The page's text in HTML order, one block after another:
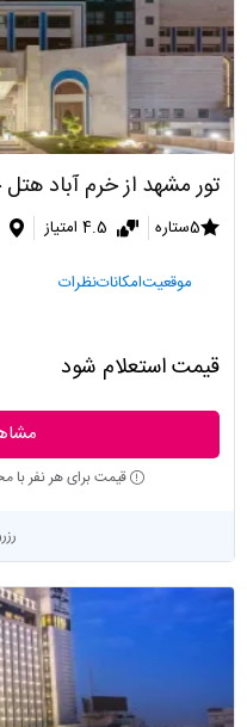
تور مشهد از خرم آباد
5ستاره 4.5 امتیاز
موقعیتامکاناتنظرات
قیمت استعلام شود
قیمت برای هر نفر